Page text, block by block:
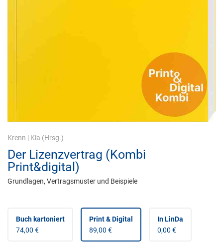
Krenn | Kia (Hrsg.)
Der Lizenzvertrag (Kombi
Print&digital)
Grundlagen, Vertragsmuster und Beispiele
Buch kartoniert
74,00 €
Print & Digital
89,00 €
In LinDa
0,00 €